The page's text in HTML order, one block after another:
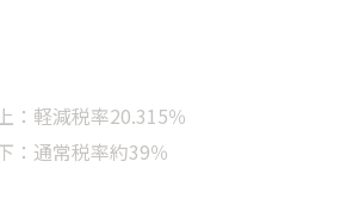
：軽減税率20.315％
：通常税率約39％